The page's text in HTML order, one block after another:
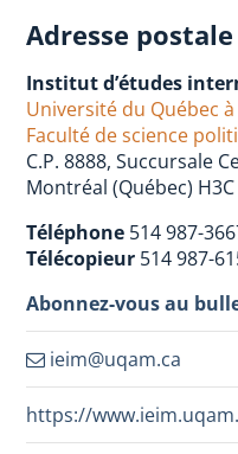
Adresse postale
Institut d’études
Université du Québec
Faculté de science
C.P. 8888, Succursale
Montréal (Québec) H3C
Téléphone 514 987-
Télécopieur 514 987-
Abonnez-vous au
ieim@uqam.ca
https://